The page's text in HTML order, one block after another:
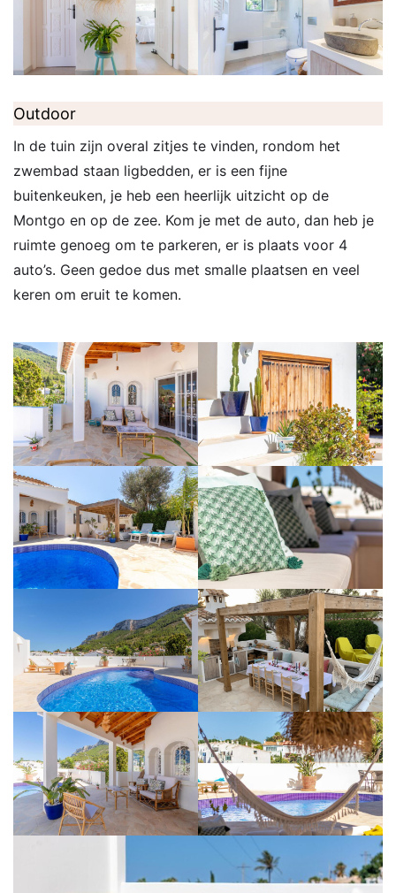
Outdoor
In de tuin zijn overal zitjes te vinden, rondom het
zwembad staan ligbedden, er is een fijne
buitenkeuken, je heb een heerlijk uitzicht op de
Montgo en op de zee. Kom je met de auto, dan heb je
ruimte genoeg om te parkeren, er is plaats voor 4
auto’s. Geen gedoe dus met smalle plaatsen en veel
keren om eruit te komen.